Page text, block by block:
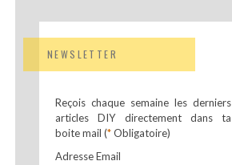
NEWSLETTER
Reçois chaque semaine les derniers
articles DIY directement dans ta
boite mail (*Obligatoire)
Adresse Email